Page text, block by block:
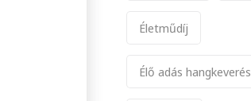
Életműdíj
Élő adás hangkeverés